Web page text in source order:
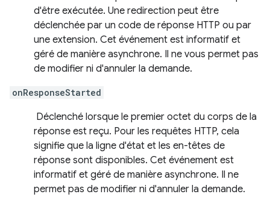
d'être exécutée. Une redirection peut être
déclenchée par un code de réponse HTTP ou par
une extension. Cet événement est informatif et
géré de manière asynchrone. Il ne vous permet pas
de modifier ni d'annuler la demande.
onResponseStarted
Déclenché lorsque le premier octet du corps de la
réponse est reçu. Pour les requêtes HTTP, cela
signifie que la ligne d'état et les en-têtes de
réponse sont disponibles. Cet événement est
informatif et géré de manière asynchrone. Il ne
permet pas de modifier ni d'annuler la demande.